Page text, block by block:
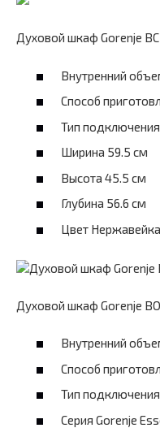
Духовой шкаф Gorenje
Внутренний
Способ
Тип
Ширина 59.5 см
Высота 45.5 см
Глубина 56.6 см
Цвет Нержавейка
Духовой шкаф Gorenje
Внутренний
Способ
Тип
Серия Gorenje